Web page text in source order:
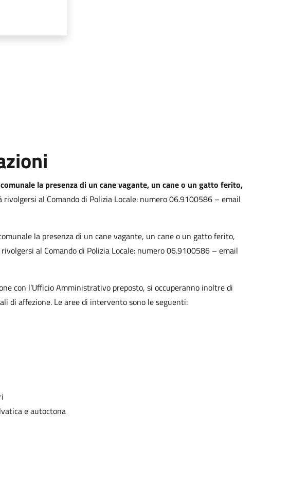
la presenza di un cane vagante, un cane o un gatto ferito,
rivolgersi al Comando di Polizia Locale: numero 06.9100586 – email
la presenza di un cane vagante, un cane o un gatto ferito,
al Comando di Polizia Locale: numero 06.9100586 – email
con l’Ufficio Amministrativo preposto, si occuperanno inoltre di
di affezione. Le aree di intervento sono le seguenti:
e autoctona